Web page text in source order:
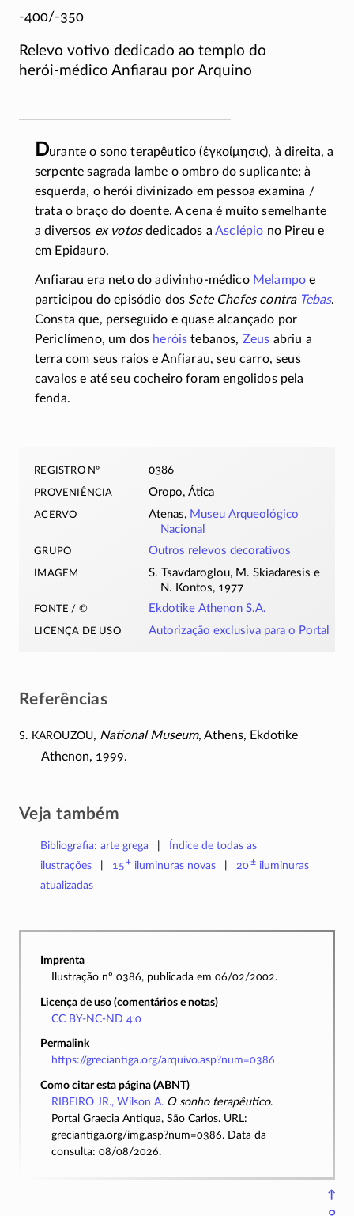
-400/-350
Relevo votivo dedicado ao templo do
herói-médico Anfiarau por Arquino
Durante o sono terapêutico (ἐγκοίμησις), à direita, a
serpente sagrada lambe o ombro do suplicante; à
esquerda, o herói divinizado em pessoaexamina /
trata o braço do doente. A cena é muito semelhante
a diversos ex votosdedicados aAsclépio no Pireu e
em Epidauro.
Anfiarau era neto doadivinho-médico Melampo e
participou do episódio dos Sete Chefes contra Tebas.
Consta que, perseguido e quase alcançado por
Periclímeno, um dos heróis tebanos, Zeus abriu a
terra com seus raios e Anfiarau, seu carro, seus
cavalos e até seu cocheiro foram engolidos pela
fenda.
registro nº 0386
proveniência Oropo, Ática
acervo Atenas, Museu Arqueológico
Nacional
grupo Outros relevos decorativos
imagem
S. Tsavdaroglou, M. Skiadaresis e
N. Kontos, 1977
fonte / © Ekdotike Athenon S.A.
licença de uso Autorização exclusiva para o Portal
Referências
S. Karouzou, National Museum, Athens, Ekdotike
Athenon, 1999.
Veja também
Bibliografia: arte grega
Índice de todas as
ilustrações
15+ iluminuras novas 20±iluminuras
atualizadas
Imprenta
Ilustração nº 0386, publicada em 06/02/2002.
Licença de uso (comentários e notas)
CC BY-NC-ND 4.0
Permalink
https://greciantiga.org/arquivo.asp?num=0386
Como citar esta página (ABNT)
RIBEIRO JR., Wilson A. O sonho terapêutico.
Portal Graecia Antiqua, São Carlos. URL:
greciantiga.org/img.asp?num=0386. Data da
consulta: 08/08/2026.
↑